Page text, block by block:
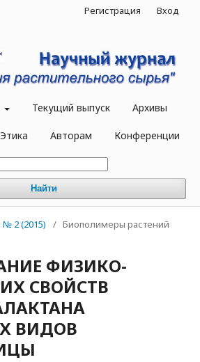
Текущий выпуск Архивы
Этика Авторам Конференции
Найти
Регистрация Вход
№ 2 (2015) / Биополимеры растений
ФИЗИКО-
СВОЙСТВ
ВИДОВ